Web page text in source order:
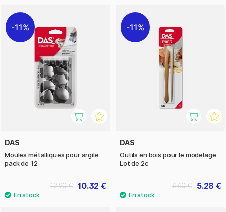
11%
DAS
Moules métalliques pour argile
pack de 12
10.32 €
12.90 €
11%
DAS
Outils en bois pour le modelage
Lot de 2c
5.28 €
6.60 €